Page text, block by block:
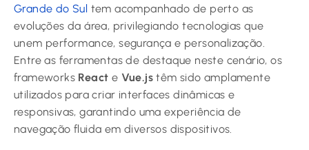
Grande do Sul tem acompanhado de perto as
evoluções da área, privilegiando tecnologias que
unem performance, segurança e personalização.
Entre as ferramentas de destaque neste cenário, os
frameworks React e Vue.js têm sido amplamente
utilizados para criar interfaces dinâmicas e
responsivas, garantindo uma experiência de
navegação fluida em diversos dispositivos.